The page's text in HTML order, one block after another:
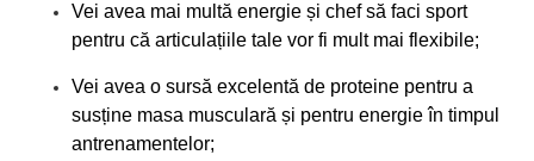
Vei avea mai multă energie și chef să faci sport
pentru că articulațiile tale vor fi mult mai flexibile;
Vei avea o sursă excelentă de proteine pentru a
susține masa musculară și pentru energie în timpul
antrenamentelor;